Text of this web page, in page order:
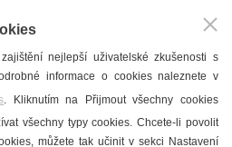
Masaryk
Ubytování
nejlepší uživatelské zkušenosti s
informace o cookies naleznete v
. Kliknutím na Přijmout všechny cookies
všechny typy cookies. Chcete-li povolit
můžete tak učinit v sekci Nastavení